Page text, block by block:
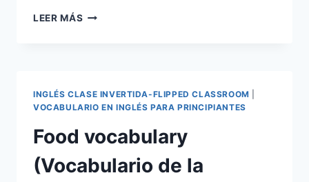
LEER MÁS ONLINE
PRESENTE
EN
INGLÉS
INGLÉS CLASE INVERTIDA-FLIPPED CLASSROOM
VOCABULARIO EN INGLÉS PARA PRINCIPIANTES
Food vocabulary
(Vocabulario de la